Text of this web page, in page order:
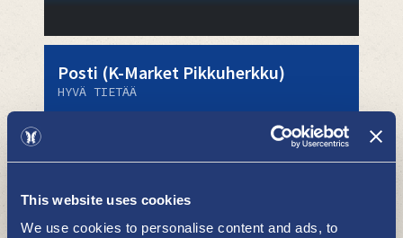
This website uses cookies
We use cookies to personalise content and ads, to
Posti (K-Market Pikkuherkku)
HYVÄ TIETÄÄ
tiloissa K-Market Pikkuherkun kanssa,
kaupungin keskustassa.